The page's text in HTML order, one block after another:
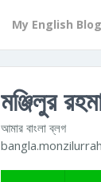
My English Blog
মঞ্জিলুর
আমার বাংলা ব্লগ